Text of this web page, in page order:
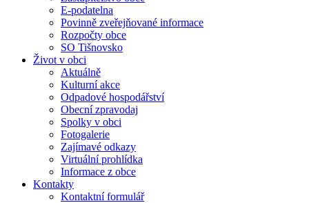
E-podatelna
Povinně zveřejňované informace
Rozpočty obce
SO Tišnovsko
Život v obci
Aktuálně
Kulturní akce
Odpadové hospodářství
Obecní zpravodaj
Spolky v obci
Fotogalerie
Zajímavé odkazy
Virtuální prohlídka
Informace z obce
Kontakty
Kontaktní formulář